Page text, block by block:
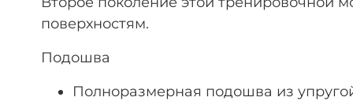
поверхностям.
Подошва
Полноразмерная подошва из